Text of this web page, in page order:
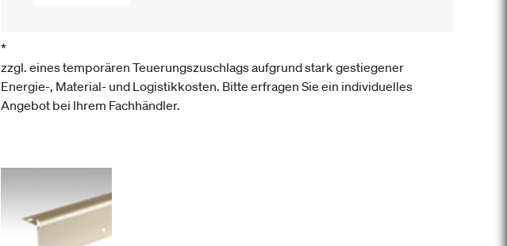
*
zzgl. eines temporären Teuerungszuschlags aufgrund stark gestiegener
Energie-, Material- und Logistikkosten. Bitte erfragen Sie ein individuelles
Angebot bei Ihrem Fachhändler.